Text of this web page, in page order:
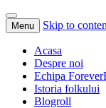
Menu Skip to
Acasa
Despre noi
Echipa
Istoria folkului
Blogroll